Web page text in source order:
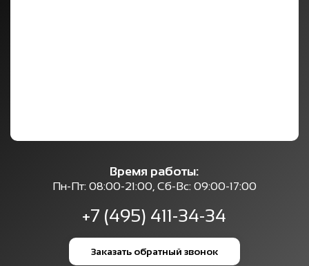
Время работы:
Пн-Пт: 08:00-21:00, Сб-Вс: 09:00-17:00
+7 (495) 411-34-34
Заказать обратный звонок